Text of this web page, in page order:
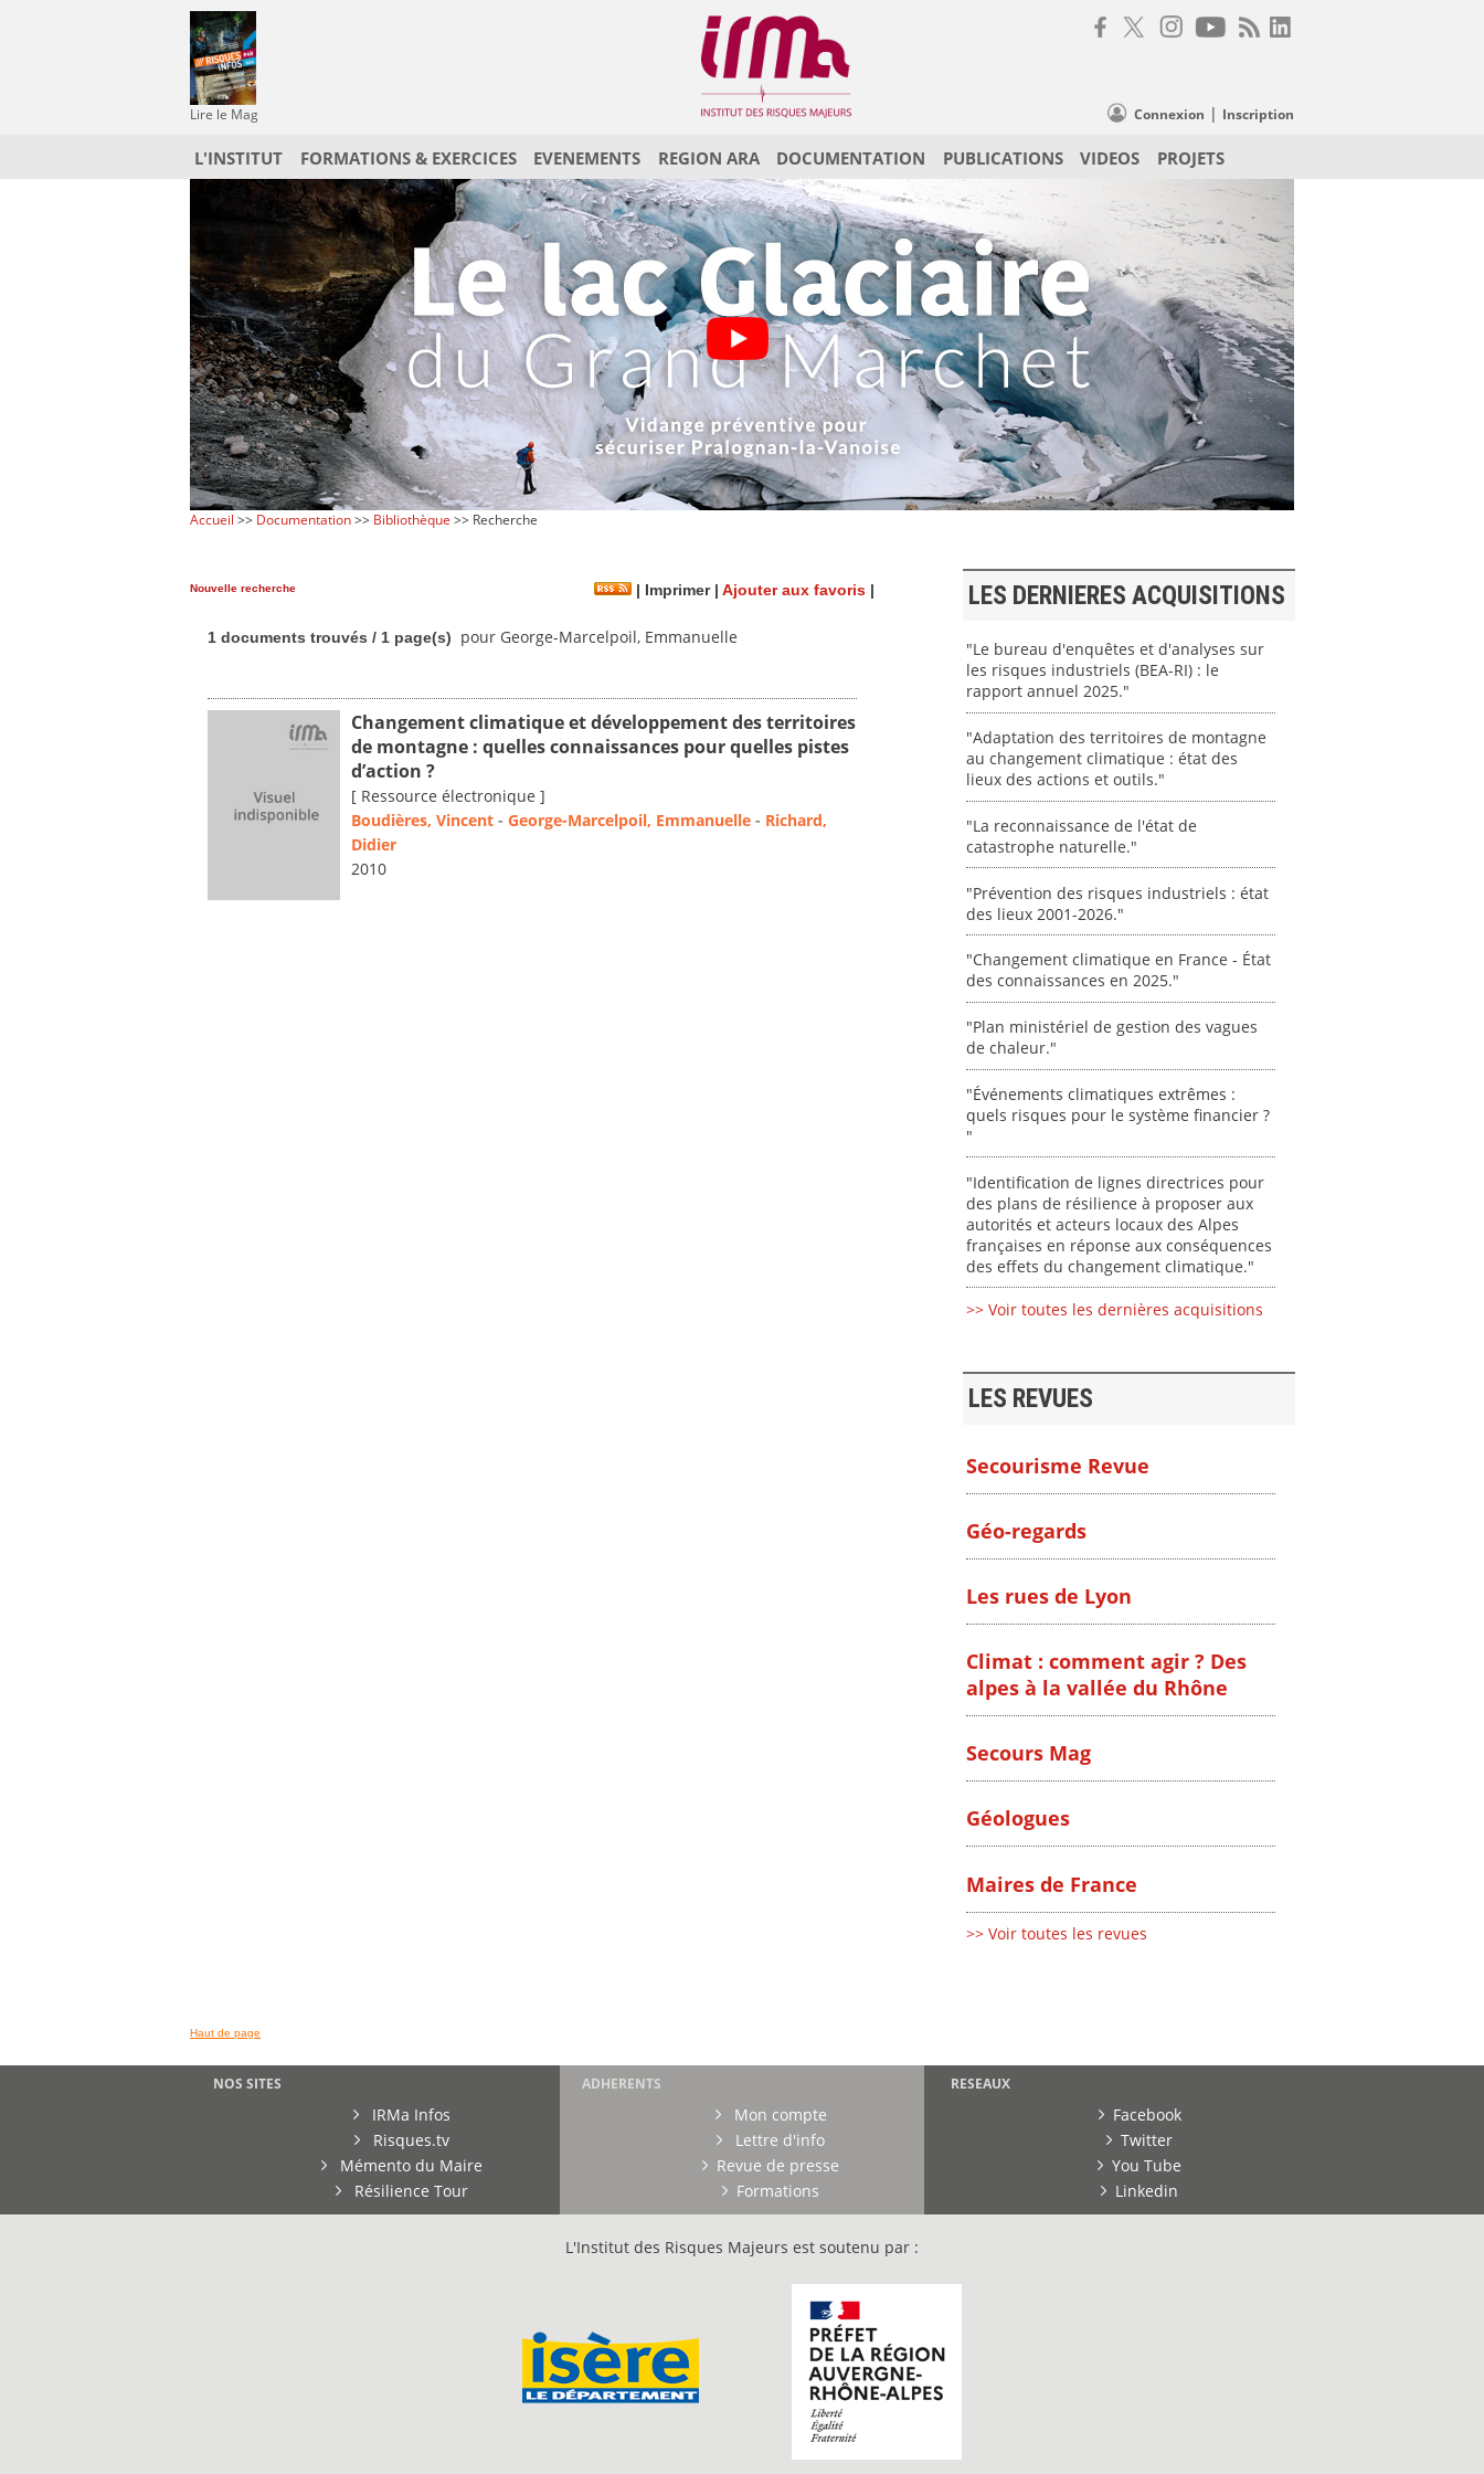
Lire le Mag Connexion | Inscription
L'INSTITUT FORMATIONS & EXERCICES EVENEMENTS REGION ARA DOCUMENTATION PUBLICATIONS VIDEOS PROJETS
Accueil >> Documentation>> Bibliothèque >> Recherche
Nouvelle recherche | Imprimer| Ajouter aux favoris |
1 documents trouvés / 1 page(s) pour George-Marcelpoil, Emmanuelle
Changement climatique et développement des territoires
de montagne : quelles connaissances pour quelles pistes
d’action ?
[ Ressource électronique ]
Boudières, Vincent - George-Marcelpoil, Emmanuelle - Richard,
Didier
2010
LES DERNIERES ACQUISITIONS
"Le bureau d'enquêtes et d'analyses sur
les risques industriels (BEA-RI) : le
rapport annuel 2025."
"Adaptation des territoires de montagne
au changement climatique : état des
lieux des actions et outils."
"La reconnaissance de l'état de
catastrophe naturelle."
"Prévention des risques industriels : état
des lieux 2001-2026."
"Changement climatique en France - État
des connaissances en 2025."
"Plan ministériel de gestion des vagues
de chaleur."
"Événements climatiques extrêmes :
quels risques pour le système financier ?
"
"Identification de lignes directrices pour
des plans de résilience à proposer aux
autorités et acteurs locaux des Alpes
françaises en réponse aux conséquences
des effets du changement climatique."
>> Voir toutes les dernières acquisitions
LES REVUES
Secourisme Revue
Géo-regards
Les rues de Lyon
Climat : comment agir ? Des
alpes à la vallée du Rhône
Secours Mag
Géologues
Maires de France
>> Voir toutes les revues
Haut de page
NOS SITES
IRMa Infos
Risques.tv
Mémento du Maire
Résilience Tour
ADHERENTS
Mon compte
Lettre d'info
Revue de presse
Formations
RESEAUX
Facebook
Twitter
You Tube
Linkedin
L'Institut des Risques Majeurs est soutenu par :